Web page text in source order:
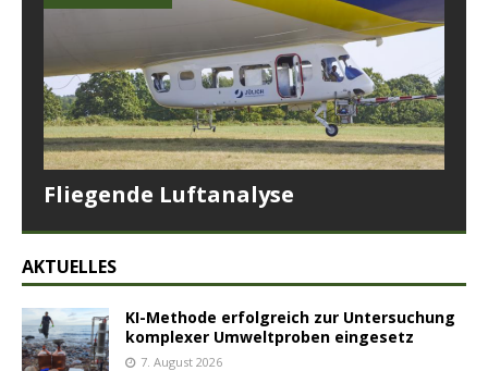
Fliegende Luftanalyse
AKTUELLES
KI-Methode erfolgreich zur Untersuchung
komplexer Umweltproben eingesetz
7. August 2026